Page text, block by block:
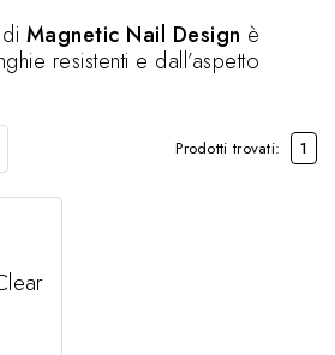
di Magnetic Nail Design è
resistenti e dall’aspetto
Prodotti trovati: 1